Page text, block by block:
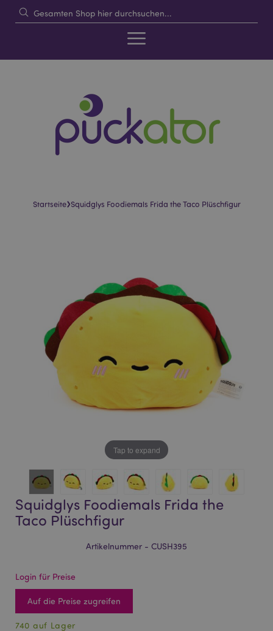
Startseite›Squidglys Foodiemals Frida the Taco Plüschfigur
Tap to expand
Squidglys Foodiemals Frida the
Taco Plüschfigur
Artikelnummer - CUSH395
Login für Preise
Auf die Preise zugreifen
740 auf Lager